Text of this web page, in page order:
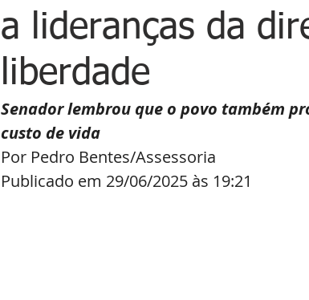
a lideranças da
liberdade
Senador lembrou que o povo também
custo de vida
Por Pedro Bentes/Assessoria
Publicado em 29/06/2025 às 19:21